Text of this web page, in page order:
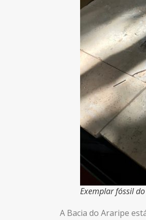
Exemplar fóssil
A Bacia do Araripe